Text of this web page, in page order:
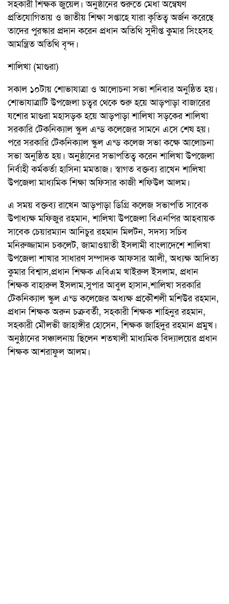
সহকারী শিক্ষক জুয়েল। অনুষ্ঠানের শুরুতে মেধা অন্বেষণ
প্রতিযোগিতায় ও জাতীয় শিক্ষা সপ্তাহে যারা কৃতিত্ব অর্জন করেছে
তাদের পুরস্কার প্রদান করেন প্রধান অতিথি সুদীপ্ত কুমার সিংহসহ
আমন্ত্রিত অতিথি বৃন্দ।
শালিখা (মাগুরা)
সকাল ১০টায় শোভাযাত্রা ও আলোচনা সভা শনিবার অনুষ্ঠিত হয়।
শোভাযাত্রাটি উপজেলা চত্বর থেকে শুরু হয়ে আড়পাড়া বাজারের
যশোর মাগুরা মহাসড়ক হয়ে আড়পাড়া শালিখা সড়কের শালিখা
সরকারি টেকনিক্যাল স্কুল এন্ড কলেজের সামনে এসে শেষ হয়।
পরে সরকারি টেকনিক্যাল স্কুল এন্ড কলেজ সভা কক্ষে আলোচনা
সভা অনুষ্ঠিত হয়। অনুষ্ঠানের সভাপতিত্ব করেন শালিখা উপজেলা
নির্বাহী কর্মকর্তা হাসিনা মমতাজ। স্বাগত বক্তব্য রাখেন শালিখা
উপজেলা মাধ্যমিক শিক্ষা অফিসার কাজী শফিউল আলম।
এ সময় বক্তব্য রাখেন আড়পাড়া ডিগ্রি কলেজ সভাপতি সাবেক
উপাধ্যক্ষ মফিজুর রহমান, শালিখা উপজেলা বিএনপির আহবায়ক
সাবেক চেয়ারম্যান আনিচুর রহমান মিলটন, সদস্য সচিব
মনিরুজ্জামান চকলেট, জামাওয়াতী ইসলামী বাংলাদেশে শালিখা
উপজেলা শাখার সাধারণ সম্পাদক আফসার আলী, অধ্যক্ষ আদিত্য
কুমার বিশ্বাস,প্রধান শিক্ষক এবিএম খাইরুল ইসলাম, প্রধান
শিক্ষক বাহারুল ইসলাম,সুপার আবুল হাসান,শালিখা সরকারি
টেকনিক্যাল স্কুল এন্ড কলেজের অধ্যক্ষ প্রকৌশলী মশিউর রহমান,
প্রধান শিক্ষক অরুন চক্রবর্তী, সহকারী শিক্ষক শাহিনুর রহমান,
সহকারী মৌলভী জাহাঙ্গীর হোসেন, শিক্ষক জাহিদুর রহমান প্রমুখ।
অনুষ্ঠানের সঞ্চালনায় ছিলেন শতখালী মাধ্যমিক বিদ্যালয়ের প্রধান
শিক্ষক আশরাফুল আলম।